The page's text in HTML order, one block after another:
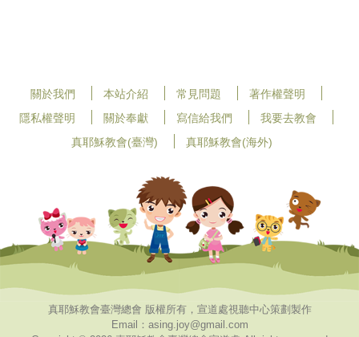
關於我們 本站介紹 常見問題
著作權聲明
隱私權聲明
關於奉獻 寫信給我們
我要去教會
真耶穌教會(臺灣)
真耶穌教會(海外)
真耶穌教會臺灣總會 版權所有，宣道處視聽中心策劃製作
Email：asing.joy@gmail.com